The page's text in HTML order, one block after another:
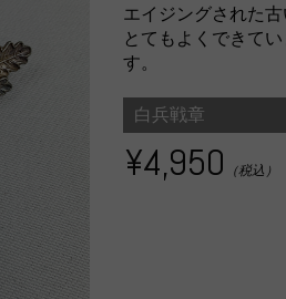
エイジングされた古
とてもよくできて
す。
白兵戦章
¥4,950 （税込）